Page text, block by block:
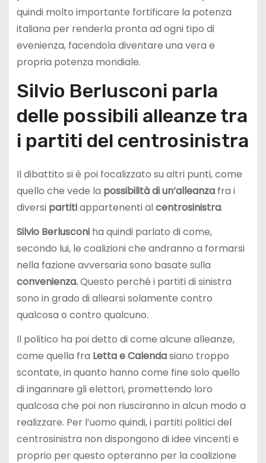
quindi molto importante fortificare la potenza
italiana per renderla pronta ad ogni tipo di
evenienza, facendola diventare una vera e
propria potenza mondiale.
Silvio Berlusconi parla
delle possibili alleanze tra
i partiti del centrosinistra
Il dibattito si è poi focalizzato su altri punti, come
quello che vede la possibilità di un’alleanzafra i
diversi partitiappartenenti alcentrosinistra.
Silvio Berlusconiha quindi parlato di come,
secondo lui, le coalizioni che andranno a formarsi
nella fazione avversaria sono basate sulla
convenienza.Questo perché i partiti di sinistra
sono in grado di allearsi solamente contro
qualcosa o contro qualcuno.
Il politico ha poi detto di come alcune alleanze,
come quella fra Letta e Calendasiano troppo
scontate, in quanto hanno come fine solo quello
di ingannare gli elettori, promettendo loro
qualcosa che poi non riusciranno in alcun modo a
realizzare. Per l’uomo quindi, i partiti politici del
centrosinistra non dispongono di idee vincenti e
proprio per questo opteranno per la coalizione